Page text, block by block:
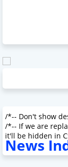
/*-- Don't show
/*-- If we are
it'll be hidden in
News